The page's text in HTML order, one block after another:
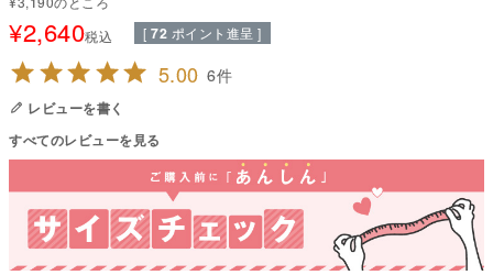
●部分使い：30/-スパンフライス(綿95%・ポリウレタン5%)
●日本製：MADE IN JAPAN
●伸縮性(5段階)：3
●厚さ(5段階)：5
●お洗濯について：手洗い又は、洗濯ネットを使用。アイロンは、当て布を
して中温。 ファスナー・ボタン・面テープがある商品は、しっかり止めた状
国内の縫製工場と連携して、一つひとつ丁寧に仕上げています。心地よい着
心地をお楽しみください。
対象犬種
カニンヘン・ミニチュアダックス、ダックスフンド、シーズー、チワワ、パ
ピヨン、ポメラニアン、マルチーズ、トイプードル、ミニチュアシュナウザ
¥2,640税込 [ 72 ポイント進呈 ]
5.00 6
レビューを書く
すべてのレビューを見る